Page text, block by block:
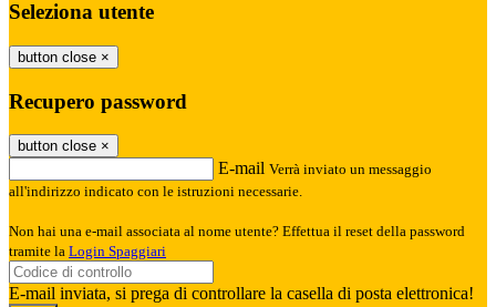
Seleziona utente
button close ×
Recupero password
button close ×
E-mail Verrà inviato un messaggio
all'indirizzo indicato con le istruzioni necessarie.
Non hai una e-mail associata al nome utente? Effettua il reset della password
tramite la Login Spaggiari
E-mail inviata, si prega di controllare la casella di posta elettronica!